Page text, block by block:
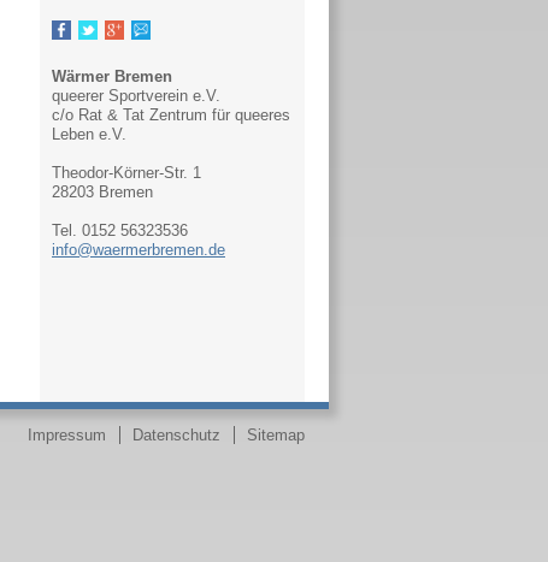
Wärmer Bremen
queerer Sportverein e.V.
c/o Rat & Tat Zentrum für queeres
Leben e.V.
Theodor-Körner-Str. 1
28203 Bremen
Tel. 0152 56323536
info@waermerbremen.de
Navigation
Impressum Datenschutz Sitemap